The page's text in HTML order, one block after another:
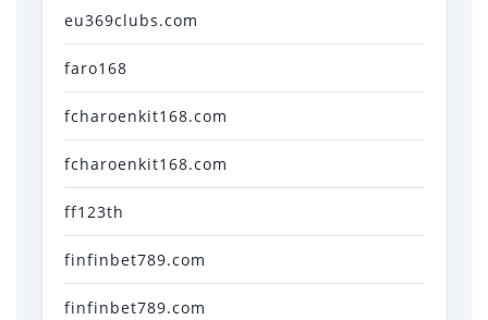
eu369clubs.com
faro168
fcharoenkit168.com
fcharoenkit168.com
ff123th
finfinbet789.com
finfinbet789.com